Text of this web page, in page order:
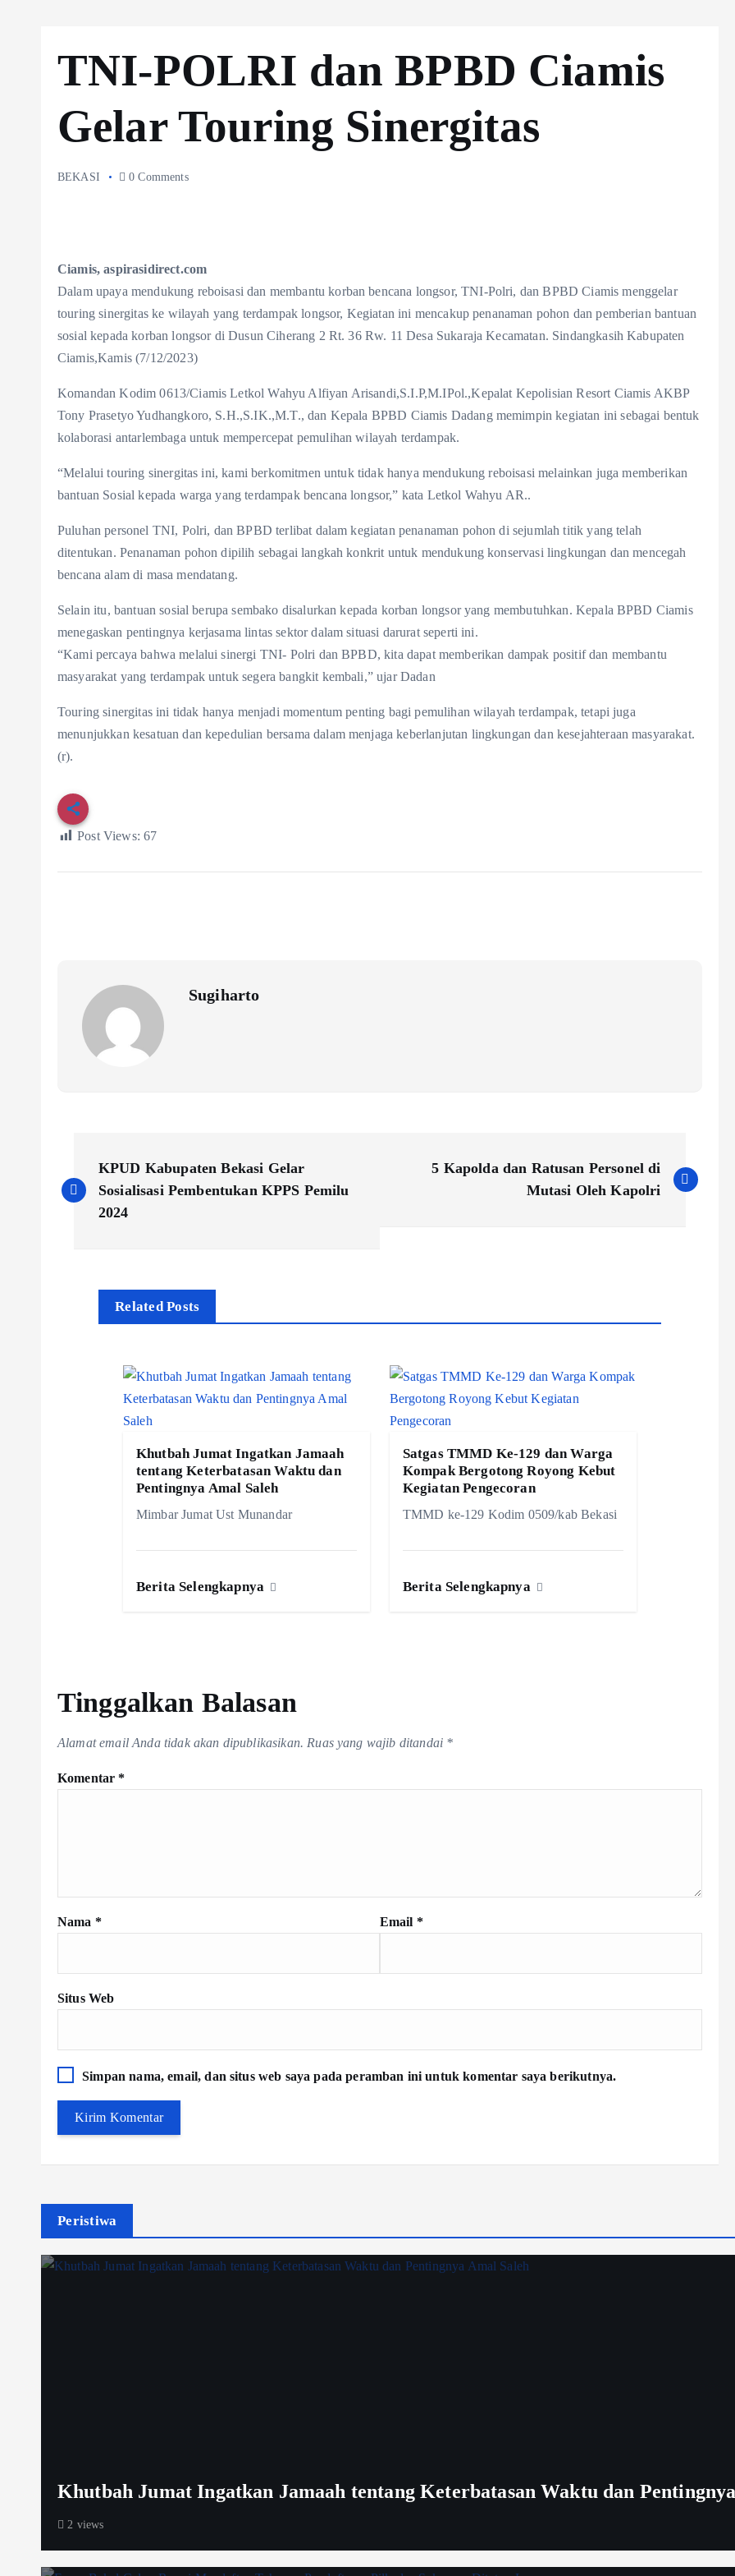
TNI-POLRI dan BPBD Ciamis
Gelar Touring Sinergitas
BEKASI 0 Comments
Ciamis, aspirasidirect.com
Dalam upaya mendukung reboisasi dan membantu korban bencana longsor, TNI-Polri, dan BPBD Ciamis menggelar
touring sinergitas ke wilayah yang terdampak longsor, Kegiatan ini mencakup penanaman pohon dan pemberian bantuan
sosial kepada korban longsor di Dusun Ciherang 2 Rt. 36 Rw. 11 Desa Sukaraja Kecamatan. Sindangkasih Kabupaten
Ciamis,Kamis (7/12/2023)
Komandan Kodim 0613/Ciamis Letkol Wahyu Alfiyan Arisandi,S.I.P,M.IPol.,Kepalat Kepolisian Resort Ciamis AKBP
Tony Prasetyo Yudhangkoro, S.H.,S.IK.,M.T., dan Kepala BPBD Ciamis Dadang memimpin kegiatan ini sebagai bentuk
kolaborasi antarlembaga untuk mempercepat pemulihan wilayah terdampak.
“Melalui touring sinergitas ini, kami berkomitmen untuk tidak hanya mendukung reboisasi melainkan juga memberikan
bantuan Sosial kepada warga yang terdampak bencana longsor,” kata Letkol Wahyu AR..
Puluhan personel TNI, Polri, dan BPBD terlibat dalam kegiatan penanaman pohon di sejumlah titik yang telah
ditentukan. Penanaman pohon dipilih sebagai langkah konkrit untuk mendukung konservasi lingkungan dan mencegah
bencana alam di masa mendatang.
Selain itu, bantuan sosial berupa sembako disalurkan kepada korban longsor yang membutuhkan. Kepala BPBD Ciamis
menegaskan pentingnya kerjasama lintas sektor dalam situasi darurat seperti ini.
“Kami percaya bahwa melalui sinergi TNI- Polri dan BPBD, kita dapat memberikan dampak positif dan membantu
masyarakat yang terdampak untuk segera bangkit kembali,” ujar Dadan
Touring sinergitas ini tidak hanya menjadi momentum penting bagi pemulihan wilayah terdampak, tetapi juga
menunjukkan kesatuan dan kepedulian bersama dalam menjaga keberlanjutan lingkungan dan kesejahteraan masyarakat.
(r).
Post Views: 67
Sugiharto
a
KPUD Kabupaten Bekasi Gelar
Sosialisasi Pembentukan KPPS Pemilu
2024
5 Kapolda dan Ratusan Personel di
Mutasi Oleh Kapolri
Related Posts
Khutbah Jumat Ingatkan Jamaah
tentang Keterbatasan Waktu dan
Pentingnya Amal Saleh
Mimbar Jumat Ust Munandar
Berita Selengkapnya
Satgas TMMD Ke-129 dan Warga
Kompak Bergotong Royong Kebut
Kegiatan Pengecoran
TMMD ke-129 Kodim 0509/kab Bekasi
Berita Selengkapnya
Tinggalkan Balasan
Alamat email Anda tidak akan dipublikasikan. Ruas yang wajib ditandai *
Komentar *
Nama * Email *
Situs Web
Simpan nama, email, dan situs web saya pada peramban ini untuk komentar saya berikutnya.
Peristiwa
Khutbah Jumat Ingatkan Jamaah tentang Keterbatasan Waktu dan
2 views